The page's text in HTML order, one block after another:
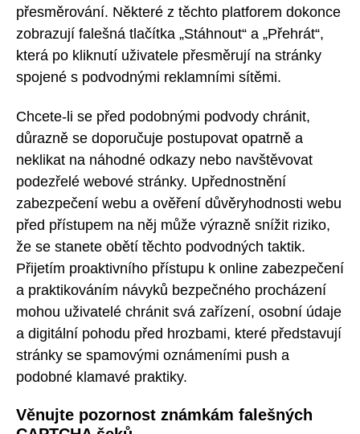
přesměrování. Některé z těchto platforem dokonce
zobrazují falešná tlačítka „Stáhnout“ a „Přehrát“,
která po kliknutí uživatele přesměrují na stránky
spojené s podvodnými reklamními sítěmi.
Chcete-li se před podobnými podvody chránit,
důrazně se doporučuje postupovat opatrně a
neklikat na náhodné odkazy nebo navštěvovat
podezřelé webové stránky. Upřednostnění
zabezpečení webu a ověření důvěryhodnosti webu
před přístupem na něj může výrazně snížit riziko,
že se stanete obětí těchto podvodných taktik.
Přijetím proaktivního přístupu k online zabezpečení
a praktikováním návyků bezpečného procházení
mohou uživatelé chránit svá zařízení, osobní údaje
a digitální pohodu před hrozbami, které představují
stránky se spamovými oznámeními push a
podobné klamavé praktiky.
Věnujte pozornost známkám falešných